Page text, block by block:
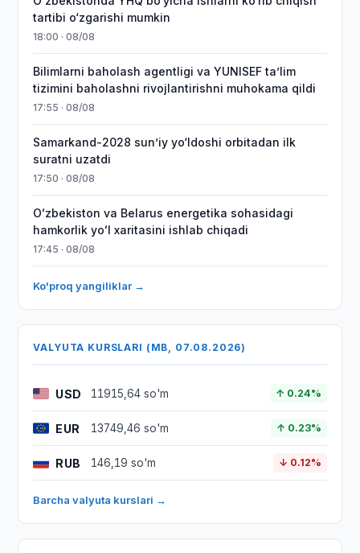
tartibi o‘zgarishi mumkin
18:00 · 08/08
Bilimlarni baholash agentligi va YUNISEF taʼlim
tizimini baholashni rivojlantirishni muhokama qildi
17:55 · 08/08
Samarkand-2028 sunʼiy yo‘ldoshi orbitadan ilk
suratni uzatdi
17:50 · 08/08
Oʻzbekiston va Belarus energetika sohasidagi
hamkorlik yoʻl xaritasini ishlab chiqadi
17:45 · 08/08
Ko'proq yangiliklar →
VALYUTA KURSLARI (MB, 07.08.2026)
USD 11915,64 so'm ↑ 0.24%
EUR 13749,46 so'm ↑ 0.23%
RUB 146,19 so'm ↓ 0.12%
Barcha valyuta kurslari →